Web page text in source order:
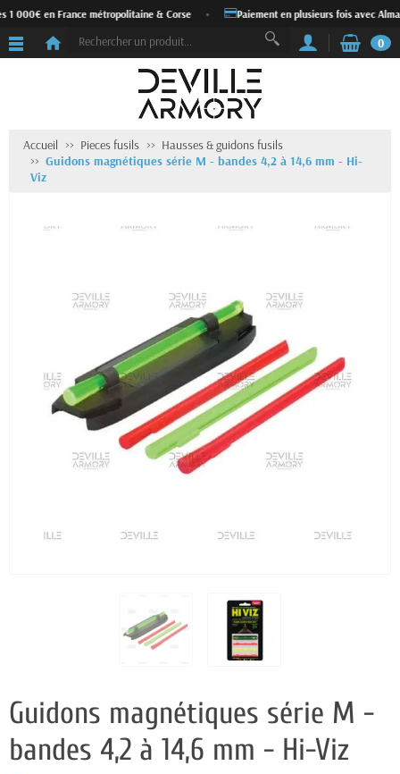
000€ en France métropolitaine & Corse Paiement en plusieurs fois avec Alma
0
Accueil Pieces fusils
Hausses & guidons fusils
Guidons magnétiques série M - bandes 4,2 à 14,6 mm - Hi-
Viz
Guidons magnétiques série M -
bandes 4,2 à 14,6 mm - Hi-Viz